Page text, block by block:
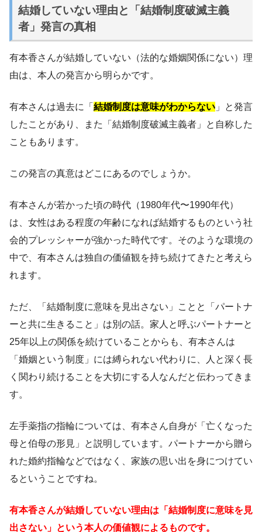
結婚していない理由と「結婚制度破滅主義
者」発言の真相
有本香さんが結婚していない（法的な婚姻関係にない）理
由は、本人の発言から明らかです。
有本さんは過去に「 結婚制度は意味がわからない 」と発言
したことがあり、また「結婚制度破滅主義者」と自称した
こともあります。
この発言の真意はどこにあるのでしょうか。
有本さんが若かった頃の時代（1980年代〜1990年代）
は、女性はある程度の年齢になれば結婚するものという社
会的プレッシャーが強かった時代です。そのような環境の
中で、有本さんは独自の価値観を持ち続けてきたと考えら
れます。
ただ、「結婚制度に意味を見出さない」ことと「パートナ
ーと共に生きること」は別の話。家人と呼ぶパートナーと
25年以上の関係を続けていることからも、有本さんは
「婚姻という制度」には縛られない代わりに、人と深く長
く関わり続けることを大切にする人なんだと伝わってきま
す。
左手薬指の指輪については、有本さん自身が「亡くなった
母と伯母の形見」と説明しています。パートナーから贈ら
れた婚約指輪などではなく、家族の思い出を身につけてい
るということですね。
有本香さんが結婚していない理由は「結婚制度に意味を見
出さない」という本人の価値観によるものです。